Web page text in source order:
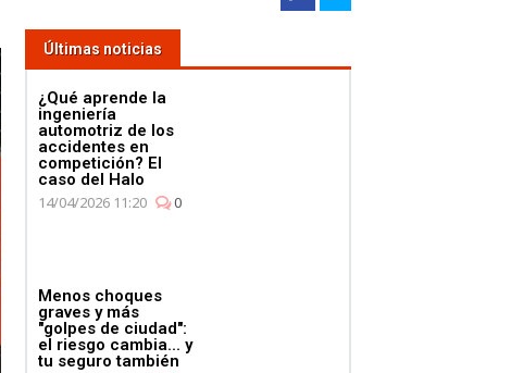
Últimas noticias
¿Qué aprende la
ingeniería
automotriz de los
accidentes en
competición? El
caso del Halo
14/04/2026 11:20
0
Menos choques
graves y más
"golpes de ciudad":
el riesgo cambia... y
tu seguro también